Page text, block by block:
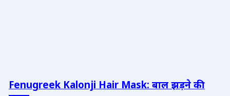
Fenugreek Kalonji Hair Mask: बाल झड़ने की